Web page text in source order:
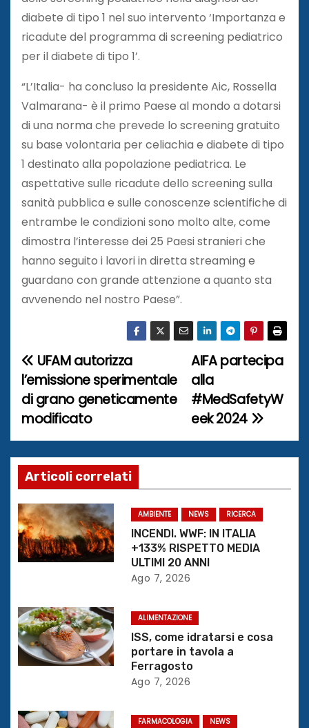
diabete di tipo 1 nel suo intervento ‘Importanza e
ricadute del programma di screening pediatrico
per il diabete di tipo 1’.
“L’Italia- ha concluso la presidente Aic, Rossella
Valmarana- è il primo Paese al mondo a dotarsi
di una norma che prevede lo screening gratuito
su base volontaria per celiachia e diabete di tipo
1 destinato alla popolazione pediatrica. Le
aspettative sulle ricadute dello screening sulla
sanità pubblica e sulle conoscenze scientifiche di
entrambe le condizioni sono molto alte, come
dimostra l’interesse dei 25 Paesi stranieri che
hanno seguito i lavori in diretta streaming e
guardano con grande attenzione a quanto sta
avvenendo nel nostro Paese”.
N
a
v
i
g
a
z
i
n
e
r
AIFA partecipa
alla
#MedSafetyW
eek 2024
UFAM autorizza
l’emissione sperimentale
di grano geneticamente
modificato
Articoli correlati
AMBIENTE NEWS RICERCA
INCENDI. WWF: IN ITALIA
+133% RISPETTO MEDIA
ULTIMI 20 ANNI
Ago 7, 2026
ALIMENTAZIONE
ISS, come idratarsi e cosa
portare in tavola a
Ferragosto
Ago 7, 2026
FARMACOLOGIA
NEWS